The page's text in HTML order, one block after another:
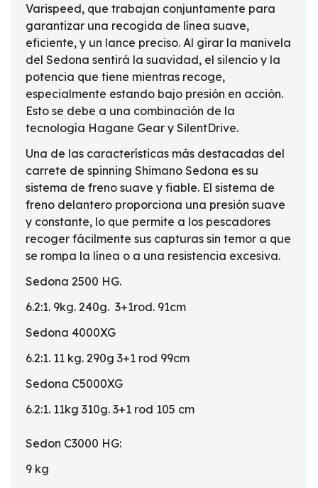
Varispeed, que trabajan conjuntamente para
garantizar una recogida de línea suave,
eficiente, y un lance preciso. Al girar la manivela
del Sedona sentirá la suavidad, el silencio y la
potencia que tiene mientras recoge,
especialmente estando bajo presión en acción.
Esto se debe a una combinación de la
tecnología Hagane Gear y SilentDrive.
Una de las características más destacadas del
carrete de spinning Shimano Sedona es su
sistema de freno suave y fiable. El sistema de
freno delantero proporciona una presión suave
y constante, lo que permite a los pescadores
recoger fácilmente sus capturas sin temor a que
se rompa la línea o a una resistencia excesiva.
Sedona 2500 HG.
6.2:1. 9kg. 240g. 3+1rod. 91cm
Sedona 4000XG
6.2:1. 11 kg. 290g 3+1 rod 99cm
Sedona C5000XG
6.2:1. 11kg 310g. 3+1 rod 105 cm
Sedon C3000 HG:
9 kg